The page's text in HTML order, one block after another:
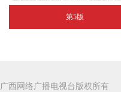
第5版
广西网络广播电视台版权所有